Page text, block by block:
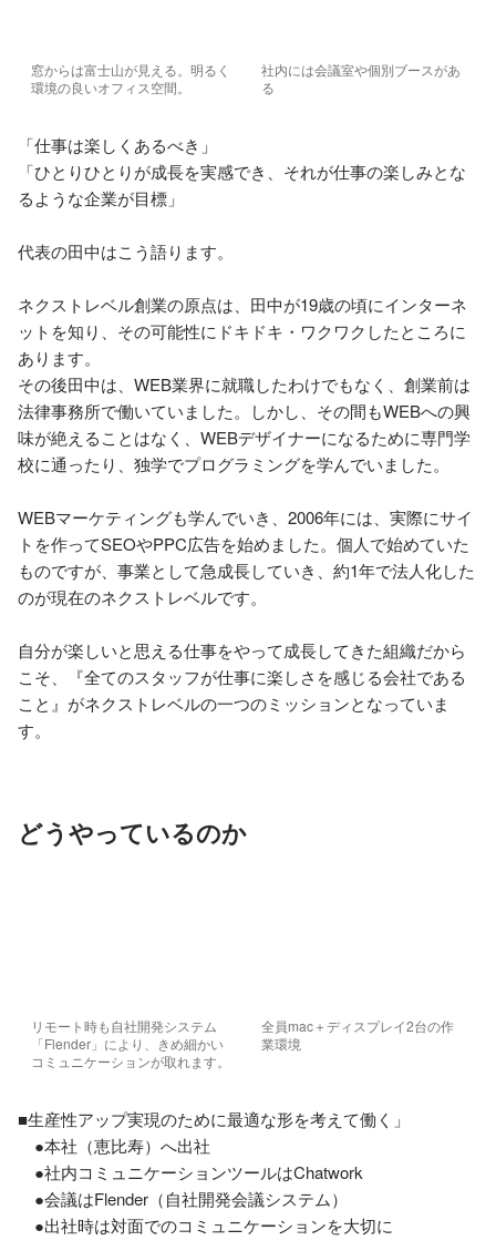
窓からは富士山が見える。明るく
環境の良いオフィス空間。
社内には会議室や個別ブースがあ
る
「仕事は楽しくあるべき」
「ひとりひとりが成長を実感でき、それが仕事の楽しみとな
るような企業が目標」
代表の田中はこう語ります。
ネクストレベル創業の原点は、田中が19歳の頃にインターネ
ットを知り、その可能性にドキドキ・ワクワクしたところに
あります。
その後田中は、WEB業界に就職したわけでもなく、創業前は
法律事務所で働いていました。しかし、その間もWEBへの興
味が絶えることはなく、WEBデザイナーになるために専門学
校に通ったり、独学でプログラミングを学んでいました。
WEBマーケティングも学んでいき、2006年には、実際にサイ
トを作ってSEOやPPC広告を始めました。個人で始めていた
ものですが、事業として急成長していき、約1年で法人化した
のが現在のネクストレベルです。
自分が楽しいと思える仕事をやって成長してきた組織だから
こそ、『全てのスタッフが仕事に楽しさを感じる会社である
こと』がネクストレベルの一つのミッションとなっていま
す。
どうやっているのか
リモート時も自社開発システム
「Flender」により、きめ細かい
コミュニケーションが取れます。
全員mac＋ディスプレイ2台の作
業環境
■生産性アップ実現のために最適な形を考えて働く」
●本社（恵比寿）へ出社
●社内コミュニケーションツールはChatwork
●会議はFlender（自社開発会議システム）
●出社時は対面でのコミュニケーションを大切に